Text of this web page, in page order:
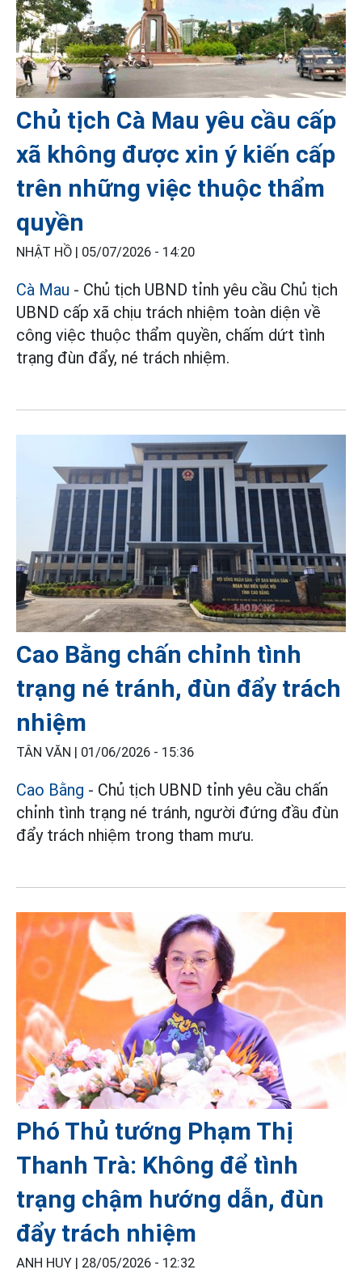
Chủ tịch Cà Mau yêu cầu cấp
xã không được xin ý kiến cấp
trên những việc thuộc thẩm
quyền
NHẬT HỒ | 05/07/2026 - 14:20
Cà Mau - Chủ tịch UBND tỉnh yêu cầu Chủ tịch
UBND cấp xã chịu trách nhiệm toàn diện về
công việc thuộc thẩm quyền, chấm dứt tình
trạng đùn đẩy, né trách nhiệm.
Cao Bằng chấn chỉnh tình
trạng né tránh, đùn đẩy trách
nhiệm
TÂN VĂN | 01/06/2026 - 15:36
Cao Bằng - Chủ tịch UBND tỉnh yêu cầu chấn
chỉnh tình trạng né tránh, người đứng đầu đùn
đẩy trách nhiệm trong tham mưu.
Phó Thủ tướng Phạm Thị
Thanh Trà: Không để tình
trạng chậm hướng dẫn, đùn
đẩy trách nhiệm
ANH HUY | 28/05/2026 - 12:32